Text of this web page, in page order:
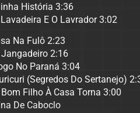
História 3:36
E O Lavrador 3:02
Na Fulô 2:23
Jangadeiro 2:16
No Paraná 3:04
(Segredos Do Sertanejo)
Bom Filho À Casa Torna 3:00
De Caboclo